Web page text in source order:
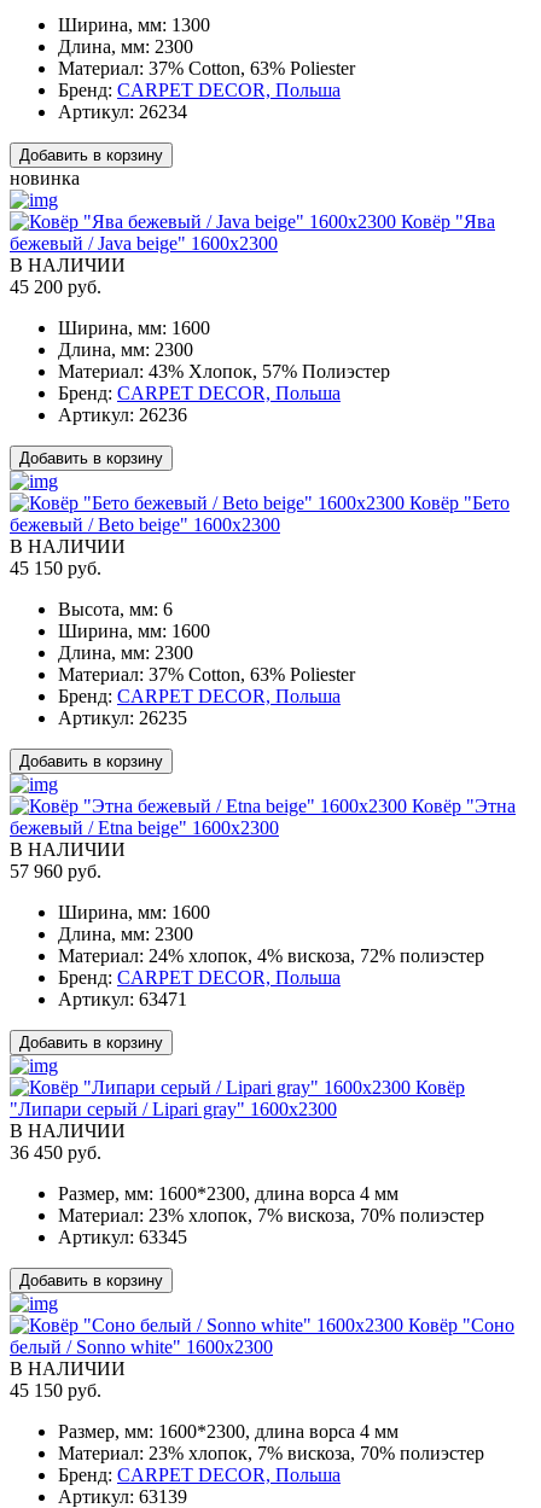
Ширина, мм: 1300
Длина, мм: 2300
Материал: 37% Cotton, 63% Poliester
Бренд: CARPET DECOR, Польша
Артикул: 26234
Добавить в корзину
новинка
Ковёр "Ява
бежевый / Java beige" 1600x2300
В НАЛИЧИИ
45 200 руб.
Ширина, мм: 1600
Длина, мм: 2300
Материал: 43% Хлопок, 57% Полиэстер
Бренд: CARPET DECOR, Польша
Артикул: 26236
Добавить в корзину
Ковёр "Бето
бежевый / Beto beige" 1600x2300
В НАЛИЧИИ
45 150 руб.
Высота, мм: 6
Ширина, мм: 1600
Длина, мм: 2300
Материал: 37% Cotton, 63% Poliester
Бренд: CARPET DECOR, Польша
Артикул: 26235
Добавить в корзину
Ковёр "Этна
бежевый / Etna beige" 1600x2300
В НАЛИЧИИ
57 960 руб.
Ширина, мм: 1600
Длина, мм: 2300
Материал: 24% хлопок, 4% вискоза, 72% полиэстер
Бренд: CARPET DECOR, Польша
Артикул: 63471
Добавить в корзину
Ковёр
"Липари серый / Lipari gray" 1600x2300
В НАЛИЧИИ
36 450 руб.
Размер, мм: 1600*2300, длина ворса 4 мм
Материал: 23% хлопок, 7% вискоза, 70% полиэстер
Артикул: 63345
Добавить в корзину
Ковёр "Соно
белый / Sonno white" 1600x2300
В НАЛИЧИИ
45 150 руб.
Размер, мм: 1600*2300, длина ворса 4 мм
Материал: 23% хлопок, 7% вискоза, 70% полиэстер
Бренд: CARPET DECOR, Польша
Артикул: 63139